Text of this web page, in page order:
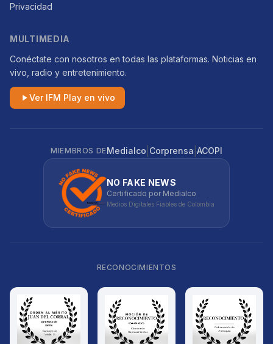
Privacidad
MULTIMEDIA
Conéctate con nosotros en todas las plataformas. Noticias en
vivo, radio y entretenimiento.
Ver IFM Play en vivo
MIEMBROS DEMedialco Corprensa ACOPI
NO FAKE NEWS
Certificado por Medialco
Medios Digitales Fiables de Colombia
RECONOCIMIENTOS